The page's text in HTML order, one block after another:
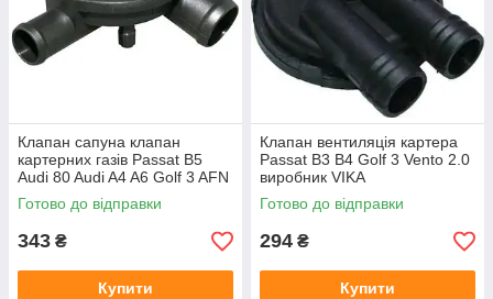
Клапан сапуна клапан
картерних газів Passat B5
Audi 80 Audi A4 A6 Golf 3 AFN
1Y AAZ 1Z AFF AEY AAZ AHB
AHU
Готово до відправки
343 ₴
Купити
Клапан вентиляція картера
Passat B3 B4 Golf 3 Vento 2.0
виробник VIKA
Готово до відправки
294 ₴
Купити